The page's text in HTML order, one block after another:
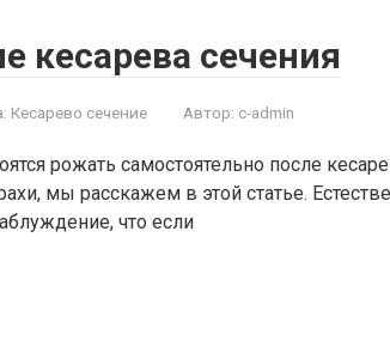
кесарева сечения
Кесарево сечение Автор: c-admin
рожать самостоятельно после
мы расскажем в этой статье.
что если